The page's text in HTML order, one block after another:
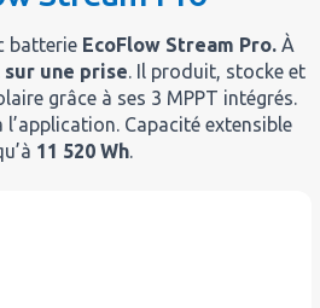
batterie EcoFlow Stream Pro.À
une prise. Il produit, stocke et
grâce à ses 3 MPPT intégrés.
Capacité extensible
11 520 Wh.